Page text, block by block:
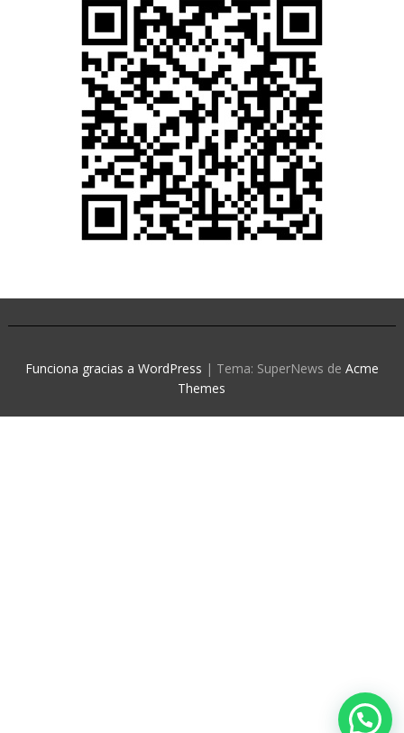
Funciona gracias a WordPress | Tema: SuperNews de Acme
Themes